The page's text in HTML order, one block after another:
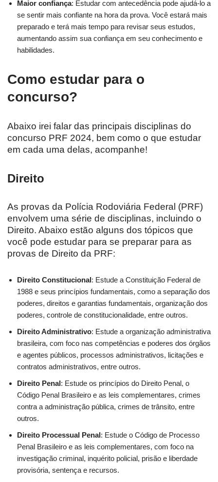
Maior confiança: Estudar com antecedência pode ajudá-lo a
se sentir mais confiante na hora da prova. Você estará mais
preparado e terá mais tempo para revisar seus estudos,
aumentando assim sua confiança em seu conhecimento e
habilidades.
Como estudar para o
concurso?
Abaixo irei falar das principais disciplinas do
concurso PRF 2024, bem como o que estudar
em cada uma delas, acompanhe!
Direito
As provas da Polícia Rodoviária Federal (PRF)
envolvem uma série de disciplinas, incluindo o
Direito. Abaixo estão alguns dos tópicos que
você pode estudar para se preparar para as
provas de Direito da PRF:
Direito Constitucional: Estude a Constituição Federal de
1988 e seus princípios fundamentais, como a separação dos
poderes, direitos e garantias fundamentais, organização dos
poderes, controle de constitucionalidade, entre outros.
Direito Administrativo: Estude a organização administrativa
brasileira, com foco nas competências e poderes dos órgãos
e agentes públicos, processos administrativos, licitações e
contratos administrativos, entre outros.
Direito Penal: Estude os princípios do Direito Penal, o
Código Penal Brasileiro e as leis complementares, crimes
contra a administração pública, crimes de trânsito, entre
outros.
Direito Processual Penal: Estude o Código de Processo
Penal Brasileiro e as leis complementares, com foco na
investigação criminal, inquérito policial, prisão e liberdade
provisória, sentença e recursos.